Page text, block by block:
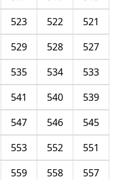
521
522
523
527
528
529
533
534
535
539
540
541
545
546
547
551
552
553
557
558
559